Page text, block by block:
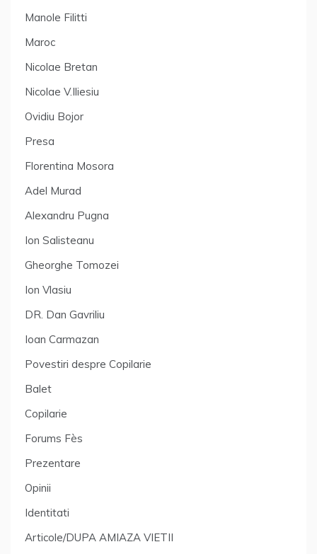
Manole Filitti
Maroc
Nicolae Bretan
Nicolae V.Iliesiu
Ovidiu Bojor
Presa
Florentina Mosora
Adel Murad
Alexandru Pugna
Ion Salisteanu
Gheorghe Tomozei
Ion Vlasiu
DR. Dan Gavriliu
Ioan Carmazan
Povestiri despre Copilarie
Balet
Copilarie
Forums Fès
Prezentare
Opinii
Identitati
Articole/DUPA AMIAZA VIETII